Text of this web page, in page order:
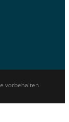
vorbehalten